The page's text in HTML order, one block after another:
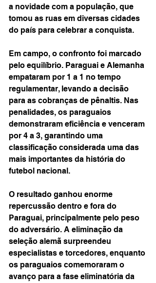
a novidade com a população, que
tomou as ruas em diversas cidades
do país para celebrar a conquista.
Em campo, o confronto foi marcado
pelo equilíbrio. Paraguai e Alemanha
empataram por 1 a 1 no tempo
regulamentar, levando a decisão
para as cobranças de pênaltis. Nas
penalidades, os paraguaios
demonstraram eficiência e venceram
por 4 a 3, garantindo uma
classificação considerada uma das
mais importantes da história do
futebol nacional.
O resultado ganhou enorme
repercussão dentro e fora do
Paraguai, principalmente pelo peso
do adversário. A eliminação da
seleção alemã surpreendeu
especialistas e torcedores, enquanto
os paraguaios comemoraram o
avanço para a fase eliminatória da